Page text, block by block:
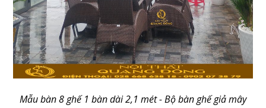
Mẫu bàn 8 ghế 1 bàn dài 2,1 mét - Bộ bàn ghế giả mây